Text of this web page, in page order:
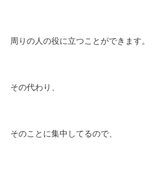
周りの人の役に立つことができます。
その代わり、
そのことに集中してるので、